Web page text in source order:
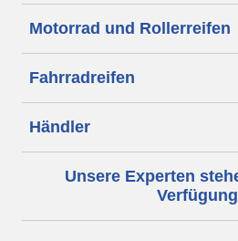
Motorrad und Rollerreifen
Fahrradreifen
Händler
Unsere Experten
Verfügung